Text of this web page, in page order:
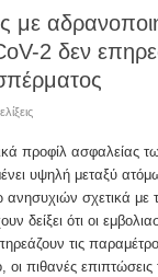
με
2 δεν
προφίλ ασφαλείας
υψηλή μεταξύ
ανησυχιών σχετικά με
δείξει ότι οι
τις
οι πιθανές